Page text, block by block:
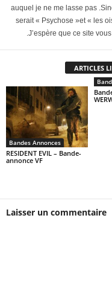
auquel je ne me lasse pas
serait « Psychose »et « les
.J’espère que ce site
ARTICLES
Bandes Annonces
RESIDENT EVIL – Bande-
annonce VF
Laisser un commentaire